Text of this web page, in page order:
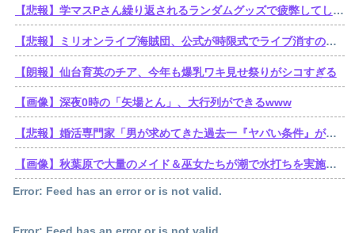
【悲報】学マスPさん繰り返されるランダムグッズで疲弊してしまう
【悲報】ミリオンライブ海賊団、公式が時限式でライブ消すのでbilibili動画にアーカイブを残す。富・名声・力。他ブランドの金でこの世のすべてを手に入れた海賊王ミリオン・ライブ
【朗報】仙台育英のチア、今年も爆乳ワキ見せ祭りがシコすぎる
【画像】深夜0時の「矢場とん」、大行列ができるwww
【悲報】婚活専門家「男が求めてきた過去一『ヤバい条件』がこれｗ」
【画像】秋葉原で大量のメイド＆巫女たちが潮で水打ちを実施www
Error: Feed has an error or is not valid.